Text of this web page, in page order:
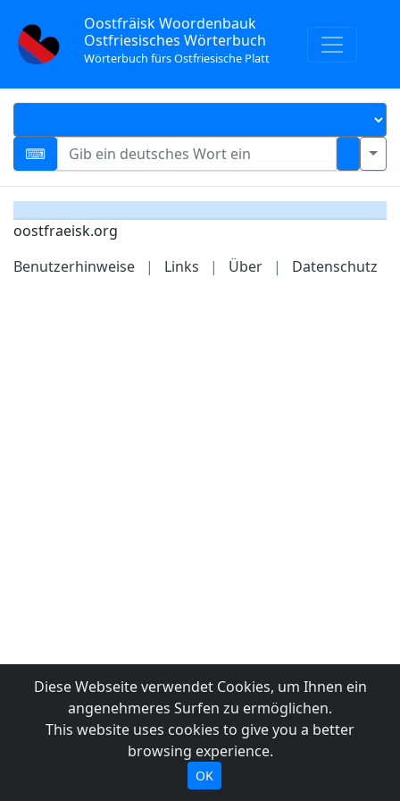
Oostfräisk Woordenbauk
Ostfriesisches Wörterbuch
Wörterbuch fürs Ostfriesische Platt
oostfraeisk.org
Benutzerhinweise
| Links | Über | Datenschutz
Diese Webseite verwendet Cookies, um Ihnen ein
angenehmeres Surfen zu ermöglichen.
This website uses cookies to give you a better
browsing experience.
OK